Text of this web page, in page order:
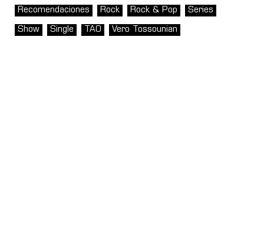
Recomendaciones Rock Rock & Pop Series
Show Single TAO Vero Tossounian